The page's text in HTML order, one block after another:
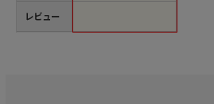
レビュー